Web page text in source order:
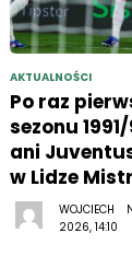
AKTUALNOŚCI
Po raz
sezonu
ani
w Lidze
2026, 14:10